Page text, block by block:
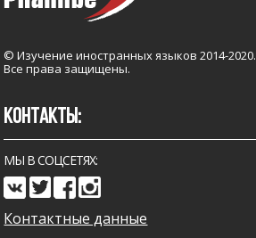
© Изучение иностранных языков 2014-2020.
Все права защищены.
КОНТАКТЫ:
МЫ В СОЦСЕТЯХ:
Контактные данные